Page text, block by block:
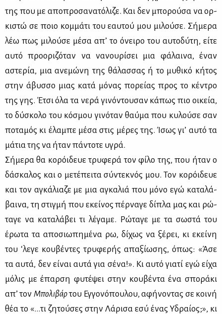
της που με απο­προ­σα­να­τό­λι­ζε. Και δεν μπο­ρού­σα να ορ­
κι­στώ σε ποιο κομ­μά­τι του εαυ­τού μου μι­λού­σε. Σή­με­ρα
λέω πως μι­λού­σε μέ­σα απ’ το όνει­ρο του αυ­το­δύ­τη, εί­τε
αυ­τό προ­ο­ρι­ζό­ταν να να­νου­ρί­σει μια φά­λαι­να, έναν
αστε­ρία, μια ανε­μώ­νη της θά­λασ­σας ή το μυ­θι­κό κή­τος
στην άβυσ­σο μιας κα­τά μό­νας πο­ρεί­ας προς το κέ­ντρο
της γης. Έτσι όλα τα νε­ρά γι­νό­ντου­σαν κά­πως πιο οι­κεία,
το δύ­σκο­λο του κό­σμου γι­νό­ταν θαύ­μα που κυ­λού­σε σαν
πο­τα­μός κι έλα­μπε μέ­σα στις μέ­ρες της. Ίσως γι’ αυ­τό τα
μά­τια της να ήταν πά­ντο­τε υγρά.
Σή­με­ρα θα κο­ρόι­δευε τρυ­φε­ρά τον φί­λο της, που ήταν ο
δά­σκα­λος και ο με­τέ­πει­τα σύ­ντε­κνός μου. Τον κο­ρόι­δευε
και τον αγκά­λια­ζε με μια αγκα­λιά που μό­νο εγώ κα­τα­λά­
βαι­να, τη στιγ­μή που εκεί­νος πέρ­να­γε δί­πλα μας και ρώ­
τα­γε να κα­τα­λά­βει τι λέ­γα­με. Ρώ­τα­γε με τα σω­στά του
έρω­τα τα απο­σιω­πη­μέ­να ρω, δί­χως να ξέ­ρει, κι εκεί­νη
του ‘λε­γε κου­βέ­ντες τρυ­φε­ρής απα­ξί­ω­σης, όπως: «Άσε
τα αυ­τά, δεν εί­ναι αυ­τά για σέ­να!». Κι αυ­τό για­τί εγώ εί­χα
μό­λις με έπαρ­ση φυ­τέ­ψει στην κου­βέ­ντα ένα σπο­ρά­κι
απ’ τον Μπο­λι­βάρτου Εγ­γο­νό­που­λου, αφή­νο­ντας σε κοι­νή
θέα το «…τι ζη­τού­σες στην Λά­ρι­σα εσύ ένας Υδραί­ος;», κι